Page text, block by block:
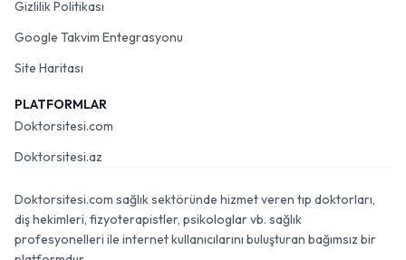
Gizlilik Politikası
Google Takvim Entegrasyonu
Site Haritası
PLATFORMLAR
Doktorsitesi.com
Doktorsitesi.az
Doktorsitesi.com sağlık sektöründe hizmet veren tıp doktorları,
diş hekimleri, fizyoterapistler, psikologlar vb. sağlık
profesyonelleri ile internet kullanıcılarını buluşturan bağımsız bir